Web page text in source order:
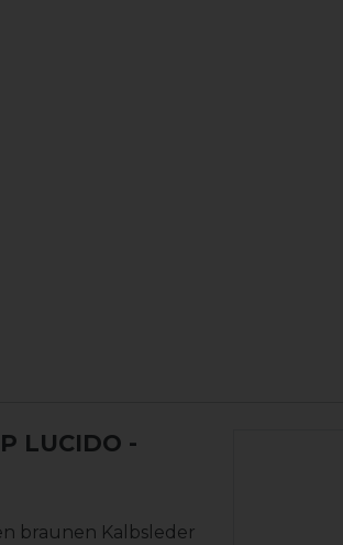
LUCIDO -
braunen Kalbsleder